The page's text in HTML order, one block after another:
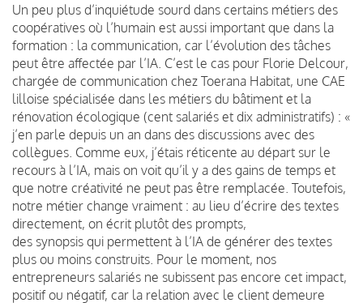
Un peu plus d’inquiétude sourd dans certains métiers des
coopératives où l’humain est aussi important que dans la
formation : la communication, car l’évolution des tâches
peut être affectée par l’IA. C’est le cas pour Florie Delcour,
chargée de communication chez Toerana Habitat, une CAE
lilloise spécialisée dans les métiers du bâtiment et la
rénovation écologique (cent salariés et dix administratifs) : «
j’en parle depuis un an dans des discussions avec des
collègues. Comme eux, j’étais réticente au départ sur le
recours à l’IA, mais on voit qu’il y a des gains de temps et
que notre créativité ne peut pas être remplacée. Toutefois,
notre métier change vraiment : au lieu d’écrire des textes
directement, on écrit plutôt des prompts,
des synopsis qui permettent à l’IA de générer des textes
plus ou moins construits. Pour le moment, nos
entrepreneurs salariés ne subissent pas encore cet impact,
positif ou négatif, car la relation avec le client demeure